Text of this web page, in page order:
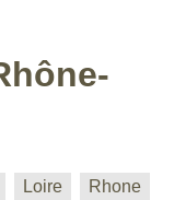
Loire Rhone